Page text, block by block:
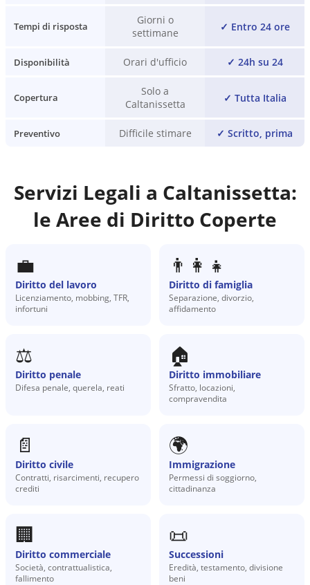
Tempi di risposta
Giorni o
settimane
✓ Entro 24 ore
Disponibilità Orari d'ufficio ✓ 24h su 24
Copertura
Solo a
Caltanissetta
✓ Tutta Italia
Preventivo Difficile stimare ✓ Scritto, prima
Servizi Legali a Caltanissetta:
le Aree di Diritto Coperte
💼
Diritto del lavoro
Licenziamento, mobbing, TFR,
infortuni
👨‍👩‍👧
Diritto di famiglia
Separazione, divorzio,
affidamento
⚖️
Diritto penale
Difesa penale, querela, reati
🏠
Diritto immobiliare
Sfratto, locazioni,
compravendita
📄
Diritto civile
Contratti, risarcimenti, recupero
crediti
🌍
Immigrazione
Permessi di soggiorno,
cittadinanza
🏢
Diritto commerciale
Società, contrattualistica,
fallimento
📜
Successioni
Eredità, testamento, divisione
beni